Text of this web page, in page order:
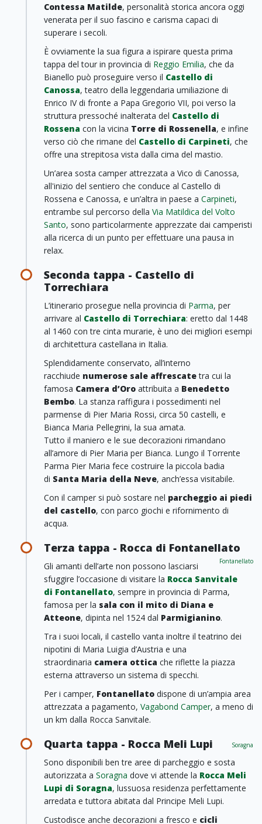
Contessa Matilde, personalità storica ancora oggi
venerata per il suo fascino e carisma capaci di
superare i secoli.
È ovviamente la sua figura a ispirare questa prima
tappa del tour in provincia di Reggio Emilia, che da
Bianello può proseguire verso il Castello di
Canossa, teatro della leggendaria umiliazione di
Enrico IV di fronte a Papa Gregorio VII, poi verso la
struttura pressoché inalterata del Castello di
Rossena con la vicina Torre di Rossenella, e infine
verso ciò che rimane del Castello di Carpineti, che
offre una strepitosa vista dalla cima del mastio.
Un’area sosta camper attrezzata a Vico di Canossa,
all'inizio del sentiero che conduce al Castello di
Rossena e Canossa, e un’altra in paese a Carpineti,
entrambe sul percorso della Via Matildica del Volto
Santo, sono particolarmente apprezzate dai camperisti
alla ricerca di un punto per effettuare una pausa in
relax.
Seconda tappa - Castello di
Torrechiara
L’itinerario prosegue nella provincia di Parma, per
arrivare al Castello di Torrechiara: eretto dal 1448
al 1460 con tre cinta murarie, è uno dei migliori esempi
di architettura castellana in Italia.
Splendidamente conservato, all’interno
racchiude numerose sale affrescatetra cui la
famosa Camera d’Oro attribuita a Benedetto
Bembo. La stanza raffigura i possedimenti nel
parmense di Pier Maria Rossi, circa 50 castelli, e
Bianca Maria Pellegrini, la sua amata.
Tutto il maniero e le sue decorazioni rimandano
all’amore di Pier Maria per Bianca. Lungo il Torrente
Parma Pier Maria fece costruire la piccola badia
di Santa Maria della Neve, anch’essa visitabile.
Con il camper si può sostare nel parcheggio ai piedi
del castello, con parco giochi e rifornimento di
acqua.
Terza tappa - Rocca di Fontanellato
Fontanellato
Gli amanti dell’arte non possono lasciarsi
sfuggire l’occasione di visitare la Rocca Sanvitale
di Fontanellato, sempre in provincia di Parma,
famosa per la sala con il mito di Diana e
Atteone, dipinta nel 1524 dal Parmigianino.
Tra i suoi locali, il castello vanta inoltre il teatrino dei
nipotini di Maria Luigia d’Austria e una
straordinaria camera ottica che riflette la piazza
esterna attraverso un sistema di specchi.
Per i camper, Fontanellato dispone di un’ampia area
attrezzata a pagamento, Vagabond Camper, a meno di
un km dalla Rocca Sanvitale.
Quarta tappa - Rocca Meli Lupi Soragna
Sono disponibili ben tre aree di parcheggio e sosta
autorizzata a Soragna dove vi attende la Rocca Meli
Lupi di Soragna, lussuosa residenza perfettamente
arredata e tuttora abitata dal Principe Meli Lupi.
Custodisce anche decorazioni a fresco e cicli